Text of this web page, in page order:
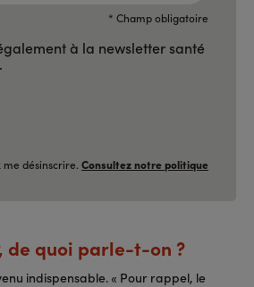
* Champ obligatoire
à la newsletter santé
désinscrire. Consultez notre politique
de quoi parle-t-on ?
indispensable. « Pour rappel, le